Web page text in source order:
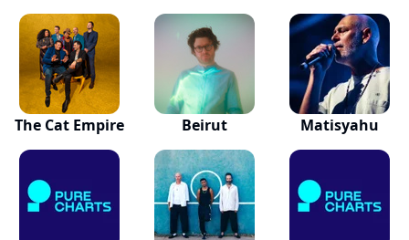
The Cat Empire Beirut Matisyahu